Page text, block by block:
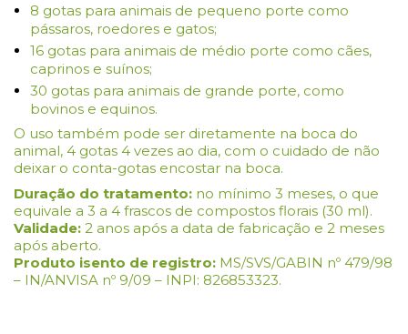
8 gotas para animais de pequeno porte como
pássaros, roedores e gatos;
16 gotas para animais de médio porte como cães,
caprinos e suínos;
30 gotas para animais de grande porte, como
bovinos e equinos.
O uso também pode ser diretamente na boca do
animal, 4 gotas 4 vezes ao dia, com o cuidado de não
deixar o conta-gotas encostar na boca.
Duração do tratamento: no mínimo 3 meses, o que
equivale a 3 a 4 frascos de compostos florais (30 ml).
Validade: 2 anos após a data de fabricação e 2 meses
após aberto.
Produto isento de registro: MS/SVS/GABIN nº 479/98
– IN/ANVISA nº 9/09 – INPI: 826853323.